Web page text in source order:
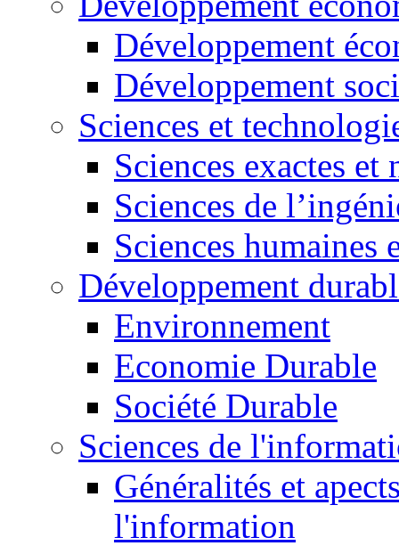
Développement
Développement
Sciences et
Sciences exactes et
Sciences de
Sciences humaines
Développement
Environnement
Economie Durable
Société Durable
Sciences de
Généralités et
l'information